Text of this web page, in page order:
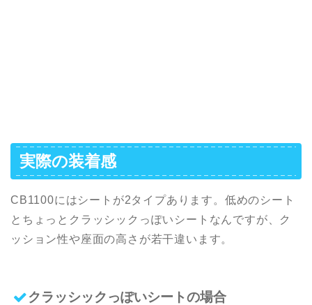
実際の装着感
CB1100にはシートが2タイプあります。低めのシート
とちょっとクラッシックっぽいシートなんですが、ク
ッション性や座面の高さが若干違います。
クラッシックっぽいシートの場合